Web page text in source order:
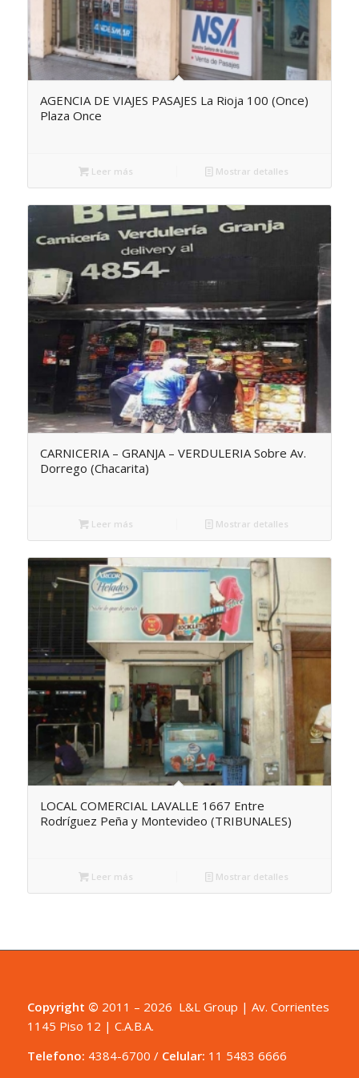
AGENCIA DE VIAJES PASAJES La Rioja 100 (Once)
Plaza Once
Leer más Mostrar detalles
CARNICERIA – GRANJA – VERDULERIA Sobre Av.
Dorrego (Chacarita)
Leer más Mostrar detalles
LOCAL COMERCIAL LAVALLE 1667 Entre
Rodríguez Peña y Montevideo (TRIBUNALES)
Leer más Mostrar detalles
Copyright © 2011 – 2026 L&L Group | Av. Corrientes
1145 Piso 12 | C.A.B.A.
Telefono: 4384-6700 / Celular: 11 5483 6666